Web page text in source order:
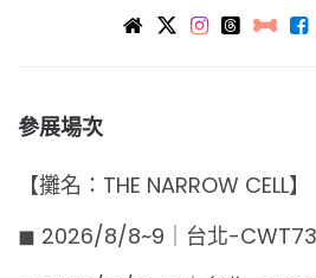
參展場次
【攤名：THE NARROW CELL】
◼︎ 2026/8/8~9｜台北-